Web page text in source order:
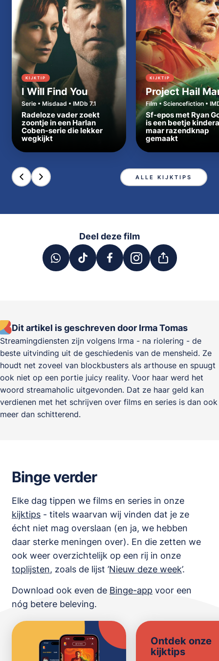
KIJKTIP
I Will Find You
Serie • Misdaad • IMDb 7.1
Radeloze vader zoekt
zoontje in een Harlan
Coben-serie die lekker
wegkijkt
KIJKTIP
Project Hail
Film • Sciencefiction •
Sf-epos met Ryan
is een beetje
maar razendknap
gemaakt
ALLE KIJKTIPS
Deel deze film
Dit artikel is geschreven door Irma Tomas
Streamingdiensten zijn volgens Irma - na riolering - de
beste uitvinding uit de geschiedenis van de mensheid. Ze
houdt net zoveel van blockbusters als arthouse en spuugt
ook niet op een portie juicy reality. Voor haar werd het
woord streamaholic uitgevonden. Dat ze haar geld kan
verdienen met het schrijven over films en series is dan ook
meer dan schitterend.
Binge verder
Elke dag tippen we films en series in onze
kijktips - titels waarvan wij vinden dat je ze
écht niet mag overslaan (en ja, we hebben
daar sterke meningen over). En die zetten we
ook weer overzichtelijk op een rij in onze
toplijsten, zoals de lijst ’Nieuw deze week’.
Download ook even de Binge-app voor een
nóg betere beleving.
Ontdek onze
kijktips